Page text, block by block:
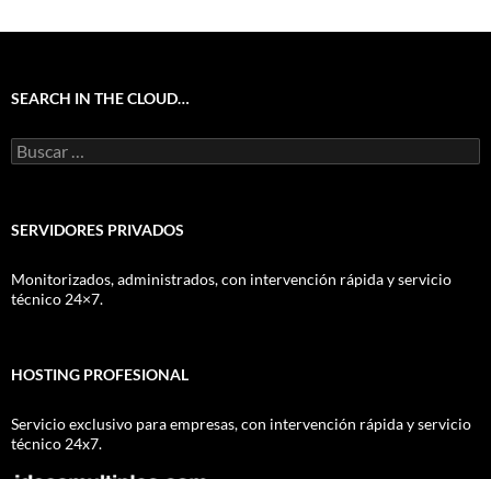
SEARCH IN THE CLOUD…
Buscar:
SERVIDORES PRIVADOS
Monitorizados, administrados, con intervención rápida y servicio
técnico 24×7.
HOSTING PROFESIONAL
Servicio exclusivo para empresas, con intervención rápida y servicio
técnico 24x7.